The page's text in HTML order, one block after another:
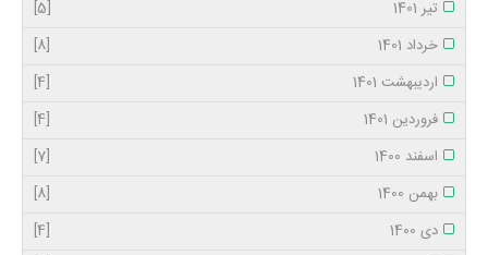
تیر 1401
[5]
خرداد 1401
[8]
اردیبهشت 1401
[4]
فروردین 1401
[4]
اسفند 1400
[7]
بهمن 1400
[8]
دی 1400
[4]